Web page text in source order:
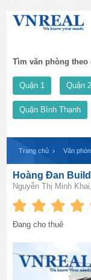
Tìm văn phòng theo
Quận 1 Quận 2
Quận Bình Thạnh
Trang chủ Văn
Hoàng Đan
Nguyễn Thị Minh
Đang cho thuê